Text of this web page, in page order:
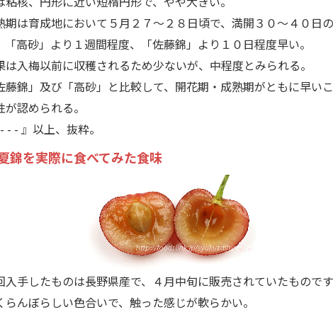
は育成地において５月２７～２８日頃で、満開３０～４０日
「高砂」より１週間程度、「佐藤錦」より１０日程度早い。
入梅以前に収穫されるため少ないが、中程度とみられる。
錦」及び「高砂」と比較して、開花期・成熟期がともに早い
が認められる。
- - 』以上、抜粋。
錦を実際に食べてみた食味
手したものは長野県産で、４月中旬に販売されていたもので
らんぼらしい色合いで、触った感じが軟らかい。